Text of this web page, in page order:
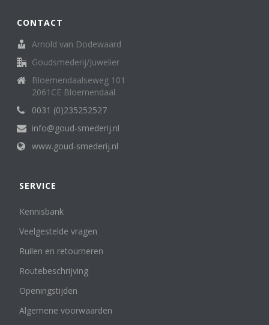
CONTACT
Arnold van Dodewaard
Goudsmederij/Juwelier
Bloemendaalseweg 101
2061CE Bloemendaal
0031 (0)235252527
info@goud-smederij.nl
www.goud-smederij.nl
SERVICE
Kennisbank
Veelgestelde vragen
Ruilen en retourneren
Routebeschrijving
Openingstijden
Algemene voorwaarden